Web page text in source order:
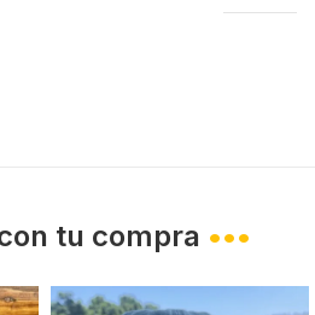
tu compra •••